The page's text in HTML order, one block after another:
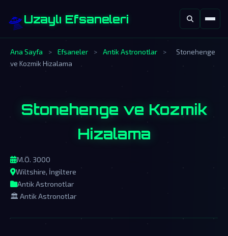
🛸Uzaylı Efsaneleri
Ana Sayfa > Efsaneler > Antik Astronotlar >
Stonehenge
ve Kozmik Hizalama
Stonehenge ve Kozmik
Hizalama
M.Ö. 3000
Wiltshire, İngiltere
Antik Astronotlar
🏛️ Antik Astronotlar